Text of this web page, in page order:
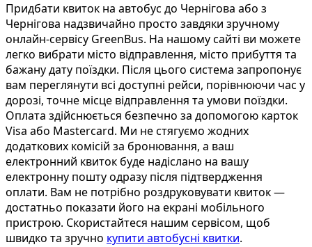
Придбати квиток на автобус до Чернігова або з
Чернігова надзвичайно просто завдяки зручному
онлайн-сервісу GreenBus. На нашому сайті ви можете
легко вибрати місто відправлення, місто прибуття та
бажану дату поїздки. Після цього система запропонує
вам переглянути всі доступні рейси, порівнюючи час у
дорозі, точне місце відправлення та умови поїздки.
Оплата здійснюється безпечно за допомогою карток
Visa або Mastercard. Ми не стягуємо жодних
додаткових комісій за бронювання, а ваш
електронний квиток буде надіслано на вашу
електронну пошту одразу після підтвердження
оплати. Вам не потрібно роздруковувати квиток —
достатньо показати його на екрані мобільного
пристрою. Скористайтеся нашим сервісом, щоб
швидко та зручно купити автобусні квитки.